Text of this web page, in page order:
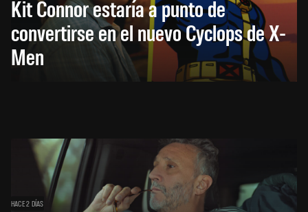
Kit Connor estaría a punto de
convertirse en el nuevo Cyclops de X-
Men
HACE 2 DÍAS